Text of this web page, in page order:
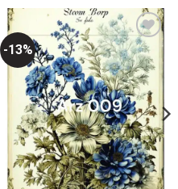
-13%
Favorilerime
Ekle